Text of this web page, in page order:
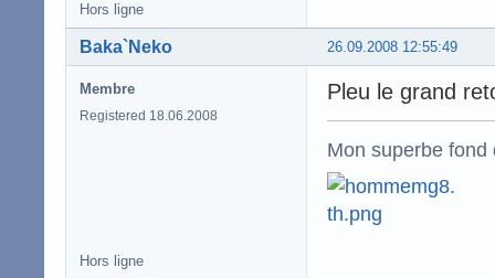
Hors ligne
26.09.2008 12:55:49
Baka`Neko
Membre
Registered 18.06.2008
Pleu le grand
Mon superbe fond
Hors ligne